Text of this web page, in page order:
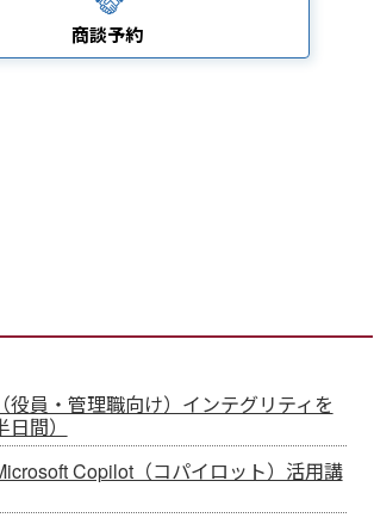
商談予約
役員・管理職向け）インテグリティを
間）
Copilot（コパイロット）活用講